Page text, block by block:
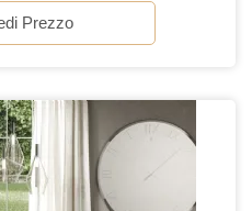
Prezzo